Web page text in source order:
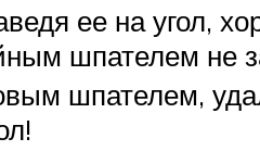
ее на угол,
шпателем не
шпателем,